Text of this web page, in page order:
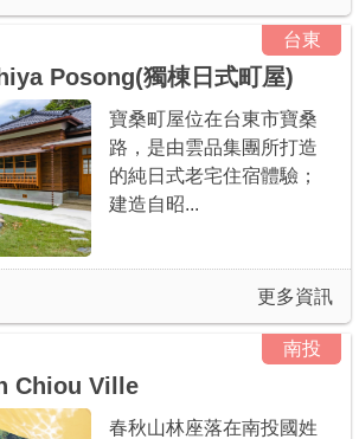
台東
Posong(獨棟日式町屋)
寶桑町屋位在台東市寶桑
路，是由雲品集團所打造
的純日式老宅住宿體驗；
建造自昭...
更多資訊
南投
Chiou Ville
春秋山林座落在南投國姓